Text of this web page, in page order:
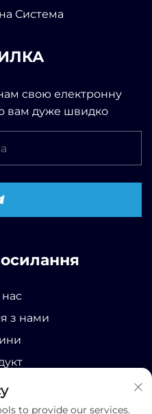
Система
свою електронну
вам дуже швидко
з нами
to provide our services.